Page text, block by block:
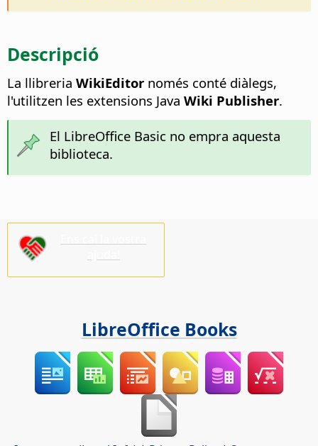
Descripció
La llibreria WikiEditor només conté diàlegs,
l'utilitzen les extensions Java Wiki Publisher.
El LibreOffice Basic no empra aquesta
biblioteca.
LibreOffice Books